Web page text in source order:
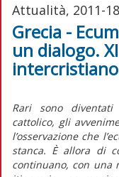
Attualità, 2011-18
Grecia -
un dialogo.
Rari sono
cattolico, gli
l’osservazione che
stanca. È allora di
continuano, con una